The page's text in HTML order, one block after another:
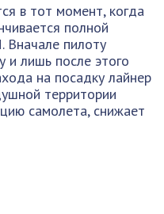
в тот момент, когда
полной
Вначале пилоту
и лишь после этого
на посадку лайнер
территории
самолета, снижает